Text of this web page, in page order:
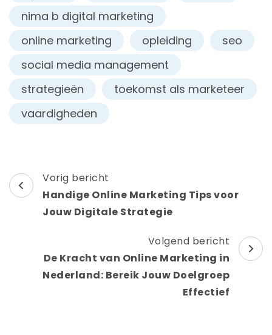
nima b digital marketing
online marketing
opleiding
seo
social media management
strategieën
toekomst als marketeer
vaardigheden
Berichtnavigatie
Vorig bericht
Handige Online Marketing Tips voor
Jouw Digitale Strategie
Volgend bericht
De Kracht van Online Marketing in
Nederland: Bereik Jouw Doelgroep
Effectief